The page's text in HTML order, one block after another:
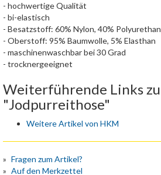
- hochwertige Qualität
- bi-elastisch
- Besatzstoff: 60% Nylon, 40% Polyurethan
- Oberstoff: 95% Baumwolle, 5% Elasthan
- maschinenwaschbar bei 30 Grad
- trocknergeeignet
Weiterführende Links zu
"Jodpurreithose"
Weitere Artikel von HKM
Fragen zum Artikel?
Auf den Merkzettel